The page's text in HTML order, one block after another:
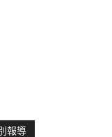
報導